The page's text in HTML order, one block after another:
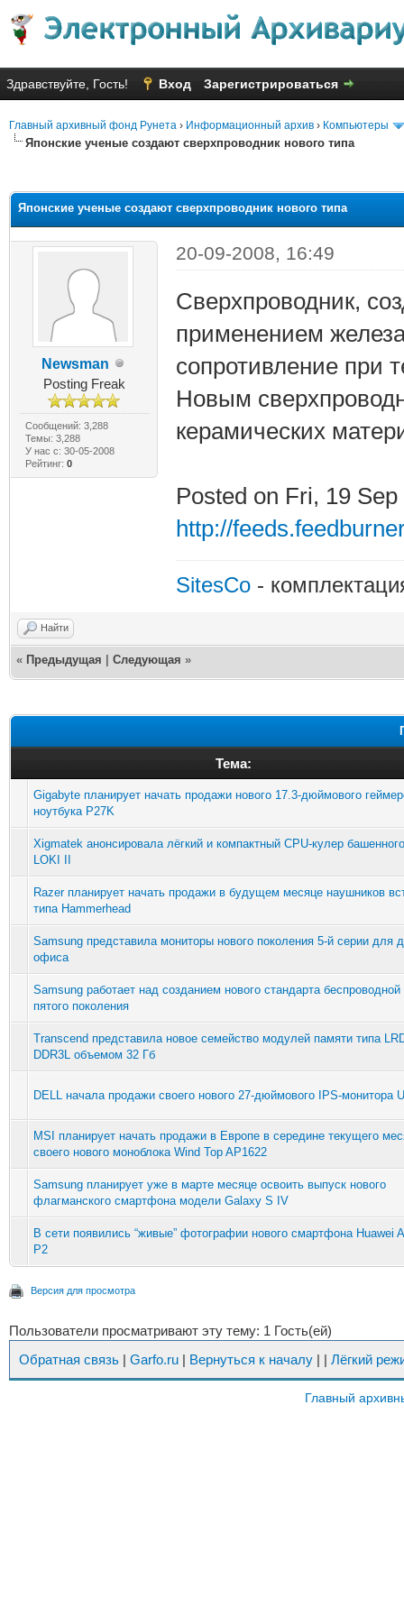
Здравствуйте, Гость! Вход Зарегистрироваться
Главный архивный фонд Рунета › Информационный архив › Компьютеры
Японские ученые создают сверхпроводник нового типа
Японские ученые создают сверхпроводник нового типа
Newsman
Posting Freak
Сообщений: 3,288
Темы: 3,288
У нас с: 30-05-2008
Рейтинг: 0
20-09-2008, 16:49
Сверхпроводник,
применением
сопротивление при
Новым
керамических
Posted on Fri, 19
http://
SitesCo-
Найти
« Предыдущая Следующая »
Тема:
Gigabyte планирует начать продажи нового 17.3-дюймового
ноутбука P27K
Xigmatek анонсировала лёгкий и компактный CPU-кулер
LOKI II
Razer планирует начать продажи в будущем месяце наушников
типа Hammerhead
Samsung представила мониторы нового поколения 5-й серии для
офиса
Samsung работает над созданием нового стандарта беспроводной
пятого поколения
Transcend представила новое семейство модулей памяти типа
DDR3L объемом 32 Гб
DELL начала продажи своего нового 27-дюймового IPS-монитора
MSI планирует начать продажи в Европе в середине текущего
своего нового моноблока Wind Top AP1622
Samsung планирует уже в марте месяце освоить выпуск нового
флагманского смартфона модели Galaxy S IV
В сети появились “живые” фотографии нового смартфона Huawei
P2
Версия для просмотра
Пользователи просматривают эту тему: 1 Гость(ей)
Обратная связь | Garfo.ru | Вернуться к началу | | Лёгкий
Главный